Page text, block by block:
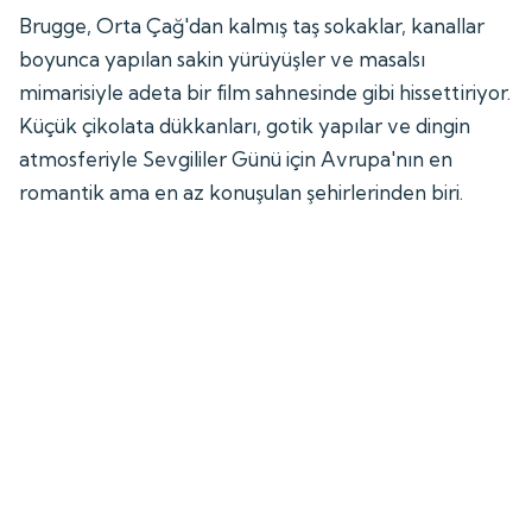
Brugge, Orta Çağ'dan kalmış taş sokaklar, kanallar
boyunca yapılan sakin yürüyüşler ve masalsı
mimarisiyle adeta bir film sahnesinde gibi hissettiriyor.
Küçük çikolata dükkanları, gotik yapılar ve dingin
atmosferiyle Sevgililer Günü için Avrupa'nın en
romantik ama en az konuşulan şehirlerinden biri.